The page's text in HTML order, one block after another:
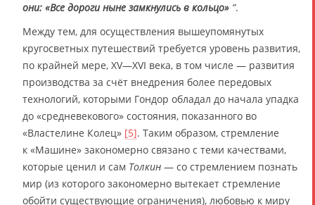
они: «Все дороги ныне замкнулись в кольцо» ”.
Между тем, для осуществления вышеупомянутых
кругосветных путешествий требуется уровень развития,
по крайней мере, XV―XVI века, в том числе — развития
производства за счёт внедрения более передовых
технологий, которыми Гондор обладал до начала упадка
до «средневекового» состояния, показанного во
«Властелине Колец» [5]. Таким образом, стремление
к «Машине» закономерно связано с теми качествами,
которые ценил и сам Толкин — со стремлением познать
мир (из которого закономерно вытекает стремление
обойти существующие ограничения), любовью к миру